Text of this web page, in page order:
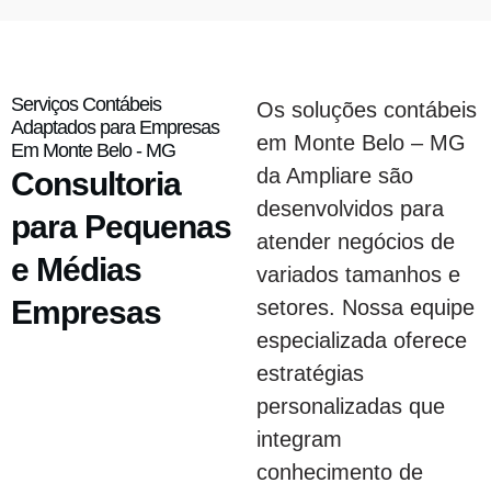
Serviços Contábeis
Adaptados para Empresas
Em Monte Belo - MG
Consultoria
para Pequenas
e Médias
Empresas
Os soluções contábeis
em Monte Belo – MG
da Ampliare são
desenvolvidos para
atender negócios de
variados tamanhos e
setores. Nossa equipe
especializada oferece
estratégias
personalizadas que
integram
conhecimento de